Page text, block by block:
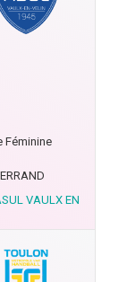
Féminine
VAULX EN